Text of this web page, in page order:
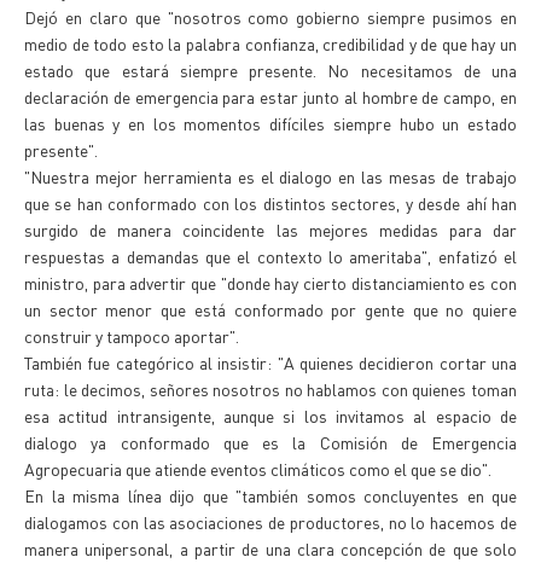
Dejó en claro que "nosotros como gobierno siempre pusimos en
medio de todo esto la palabra confianza, credibilidad y de que hay un
estado que estará siempre presente. No necesitamos de una
declaración de emergencia para estar junto al hombre de campo, en
las buenas y en los momentos difíciles siempre hubo un estado
presente".
"Nuestra mejor herramienta es el dialogo en las mesas de trabajo
que se han conformado con los distintos sectores, y desde ahí han
surgido de manera coincidente las mejores medidas para dar
respuestas a demandas que el contexto lo ameritaba", enfatizó el
ministro, para advertir que "donde hay cierto distanciamiento es con
un sector menor que está conformado por gente que no quiere
construir y tampoco aportar".
También fue categórico al insistir: "A quienes decidieron cortar una
ruta: le decimos, señores nosotros no hablamos con quienes toman
esa actitud intransigente, aunque si los invitamos al espacio de
dialogo ya conformado que es la Comisión de Emergencia
Agropecuaria que atiende eventos climáticos como el que se dio".
En la misma línea dijo que "también somos concluyentes en que
dialogamos con las asociaciones de productores, no lo hacemos de
manera unipersonal, a partir de una clara concepción de que solo